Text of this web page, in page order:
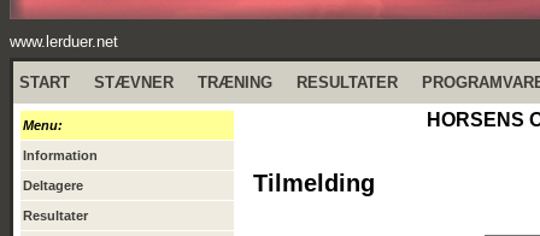
www.lerduer.net
START STÆVNER TRÆNING RESULTATER
Menu:
Information
Deltagere
Resultater
HORSENS
Tilmelding